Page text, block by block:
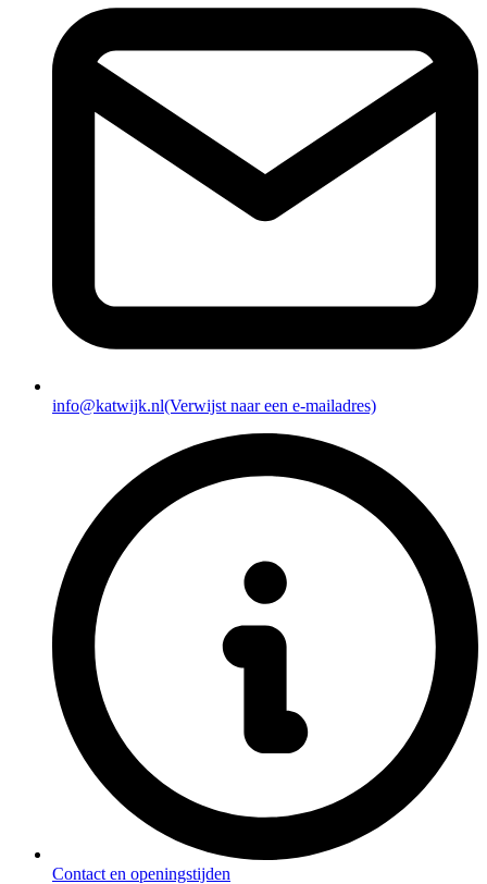
info@katwijk.nl(Verwijst naar een e-mailadres)
Contact en openingstijden